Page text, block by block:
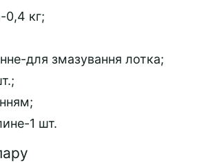
0,4 кг;
для змазування лотка;
1 шт.